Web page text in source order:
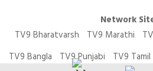
Network
TV9 Bharatvarsh
TV9 Marathi
TV9 Bangla
TV9 Punjabi TV9 Tamil